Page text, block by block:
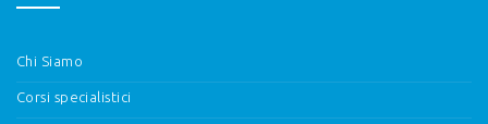
Chi Siamo
Corsi specialistici